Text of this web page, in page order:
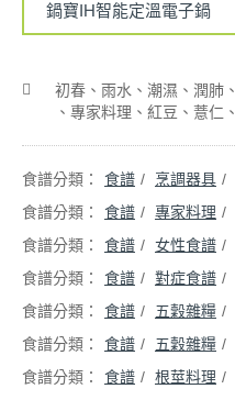
鍋寶IH智能定溫電子鍋
初春 雨水 潮濕 潤肺
專家料理
紅豆 薏仁
食譜 烹調器具
食譜
專家料理
食譜
女性食譜
食譜
對症食譜
食譜
五穀雜糧
食譜
五穀雜糧
食譜
根莖料理